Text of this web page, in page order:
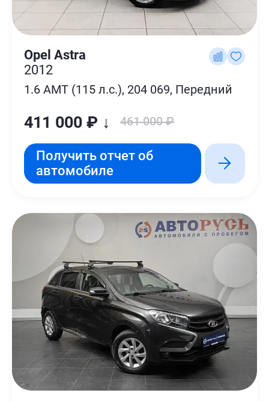
Opel Astra
2012
1.6 AMT (115 л.с.), 204 069, Передний
411 000 ₽ ↓ 461 000 ₽
Получить отчет об
автомобиле